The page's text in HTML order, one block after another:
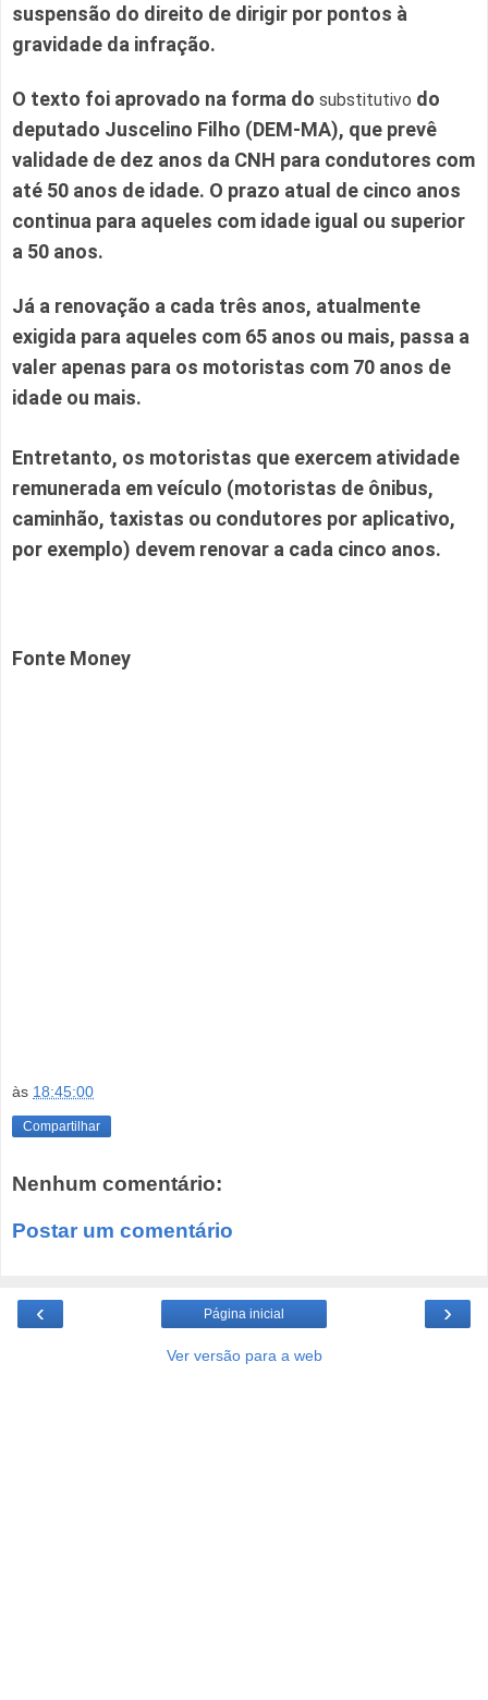
suspensão do direito de dirigir por pontos à
gravidade da infração.
O texto foi aprovado na forma do substitutivo do
deputado Juscelino Filho (DEM-MA), que prevê
validade de dez anos da CNH para condutores com
até 50 anos de idade. O prazo atual de cinco anos
continua para aqueles com idade igual ou superior
a 50 anos.
Já a renovação a cada três anos, atualmente
exigida para aqueles com 65 anos ou mais, passa a
valer apenas para os motoristas com 70 anos de
idade ou mais.
Entretanto, os motoristas que exercem atividade
remunerada em veículo (motoristas de ônibus,
caminhão, taxistas ou condutores por aplicativo,
por exemplo) devem renovar a cada cinco anos.
Fonte Money
às 18:45:00
Compartilhar
Nenhum comentário:
Postar um comentário
‹ ›
Página inicial
Ver versão para a web